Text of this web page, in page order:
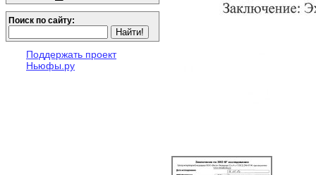
Поиск по сайту:
Поддержать проект
Ньюфы.ру